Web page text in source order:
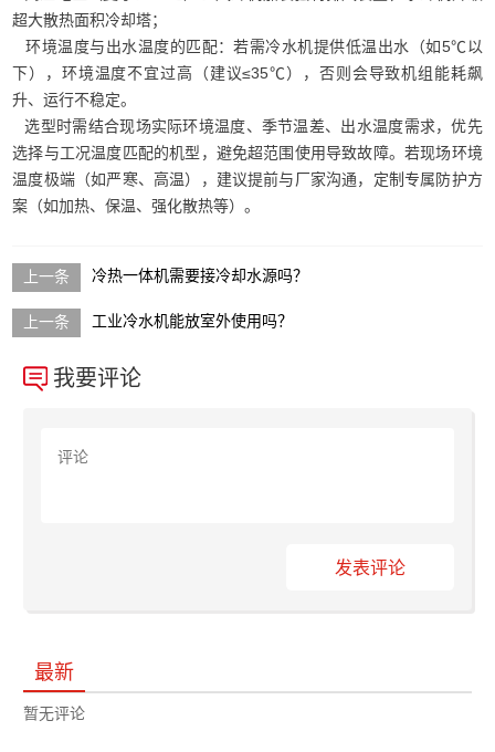
超大散热面积冷却塔；
环境温度与出水温度的匹配：若需冷水机提供低温出水（如5℃以
下），环境温度不宜过高（建议≤35℃），否则会导致机组能耗飙
升、运行不稳定。
选型时需结合现场实际环境温度、季节温差、出水温度需求，优先
选择与工况温度匹配的机型，避免超范围使用导致故障。若现场环境
温度极端（如严寒、高温），建议提前与厂家沟通，定制专属防护方
案（如加热、保温、强化散热等）。
冷热一体机需要接冷却水源吗？
工业冷水机能放室外使用吗？
我要评论
发表评论
最新
暂无评论